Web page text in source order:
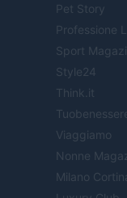
Pet Story
Professione
Sport
Style24
Think.it
Viaggiamo
Nonne
Milano